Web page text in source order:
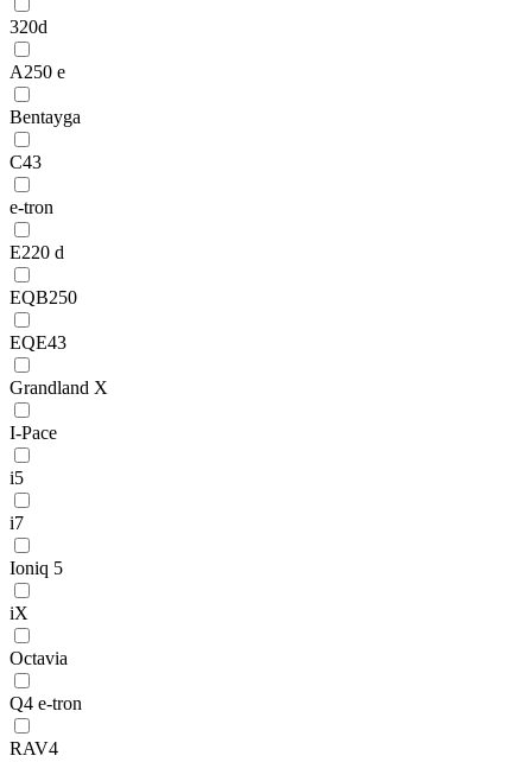
320d
A250 e
Bentayga
C43
e-tron
E220 d
EQB250
EQE43
Grandland X
I-Pace
i5
i7
Ioniq 5
iX
Octavia
Q4 e-tron
RAV4